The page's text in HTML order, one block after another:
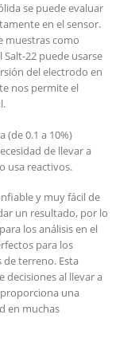
se puede evaluar
en el sensor.
muestras como
22 puede usarse
del electrodo en
nos permite el
(de 0.1 a 10%)
de llevar a
usa reactivos.
y muy fácil de
un resultado, por lo
los análisis en el
para los
terreno. Esta
decisiones al llevar a
una
en muchas